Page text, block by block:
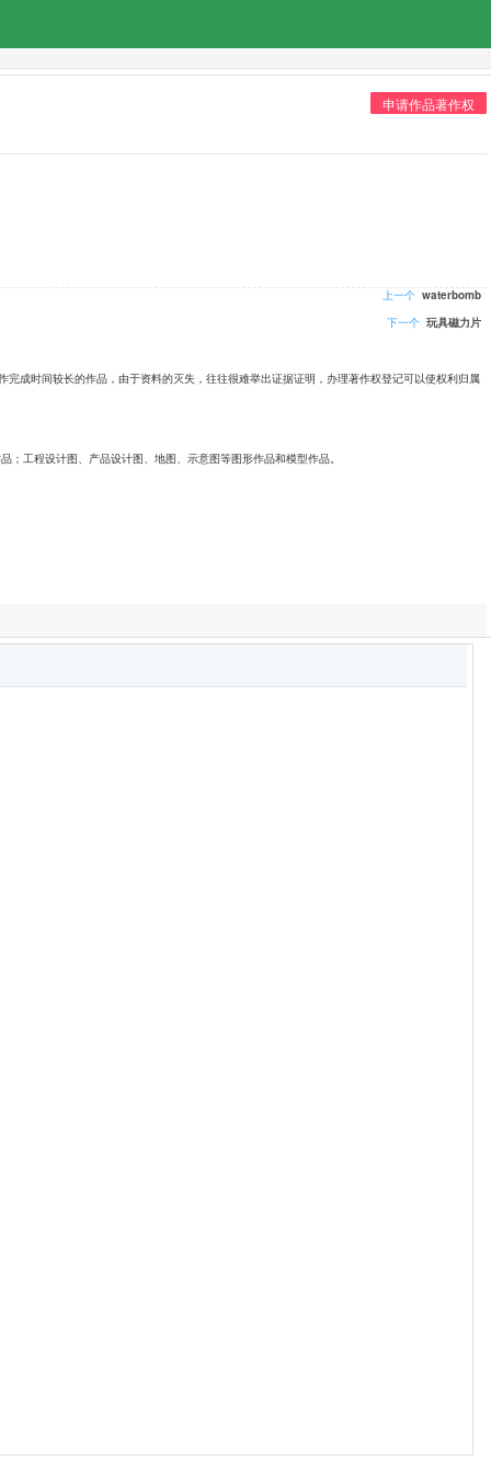
申请作品著作权
上一个 waterbomb
下一个 玩具磁力片
成时间较长的作品，由于资料的灭失，往往很难举出证据证明，办理著作权登记可以使权利归属
工程设计图、产品设计图、地图、示意图等图形作品和模型作品。